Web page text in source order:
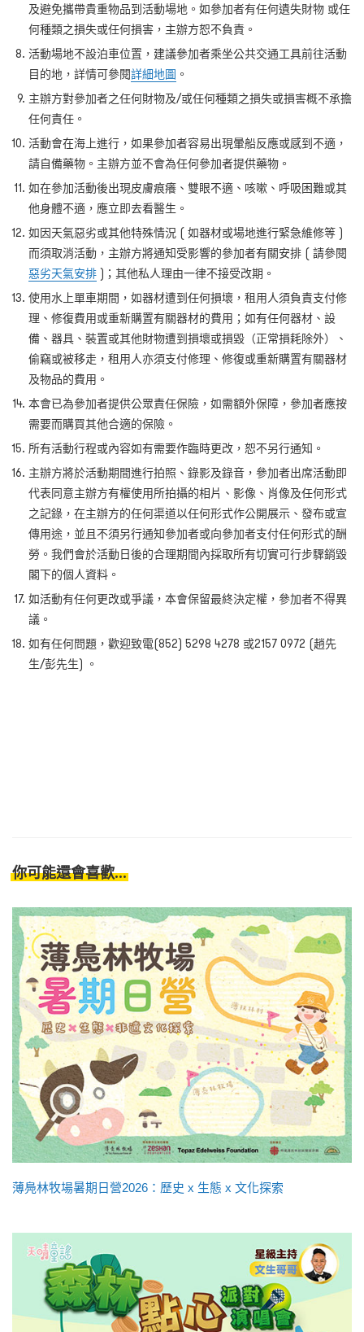
及避免攜帶貴重物品到活動場地。如參加者有任何遺失財物 或任
何種類之損失或任何損害，主辦方恕不負責。
活動場地不設泊車位置，建議參加者乘坐公共交通工具前往活動
目的地，詳情可參閱詳細地圖 。
主辦方對參加者之任何財物及/或任何種類之損失或損害概不承擔
任何責任。
活動會在海上進行，如果參加者容易出現暈船反應或感到不適，
請自備藥物。主辦方並不會為任何參加者提供藥物。
如在參加活動後出現皮膚痕癢、雙眼不適、咳嗽、呼吸困難或其
他身體不適，應立即去看醫生。
如因天氣惡劣或其他特殊情況 ( 如器材或場地進行緊急維修等 )
而須取消活動，主辦方將通知受影響的參加者有關安排 ( 請參閱
惡劣天氣安排 ) ；其他私人理由一律不接受改期。
使用水上單車期間，如器材遭到任何損壞，租用人須負責支付修
理、修復費用或重新購置有關器材的費用；如有任何器材、設
備、器具、裝置或其他財物遭到損壞或損毀（正常損耗除外）、
偷竊或被移走，租用人亦須支付修理、修復或重新購置有關器材
及物品的費用。
本會已為參加者提供公眾責任保險，如需額外保障，參加者應按
需要而購買其他合適的保險。
所有活動行程或內容如有需要作臨時更改，恕不另行通知。
主辦方將於活動期間進行拍照、錄影及錄音，參加者出席活動即
代表同意主辦方有權使用所拍攝的相片、影像、肖像及任何形式
之記錄，在主辦方的任何渠道以任何形式作公開展示、發布或宣
傳用途，並且不須另行通知參加者或向參加者支付任何形式的酬
勞。我們會於活動日後的合理期間內採取所有切實可行步驟銷毀
閣下的個人資料。
如活動有任何更改或爭議，本會保留最終決定權，參加者不得異
議。
如有任何問題，歡迎致電(852) 5298 4278 或2157 0972 (趙先
生/彭先生) 。
你可能還會喜歡...
薄鳧林牧場暑期日營2026：歷史 x 生態 x 文化探索